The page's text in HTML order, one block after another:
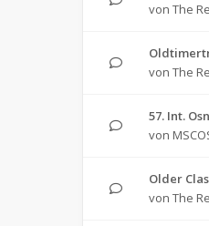
von The
von The
57. Int.
von
Older
von The